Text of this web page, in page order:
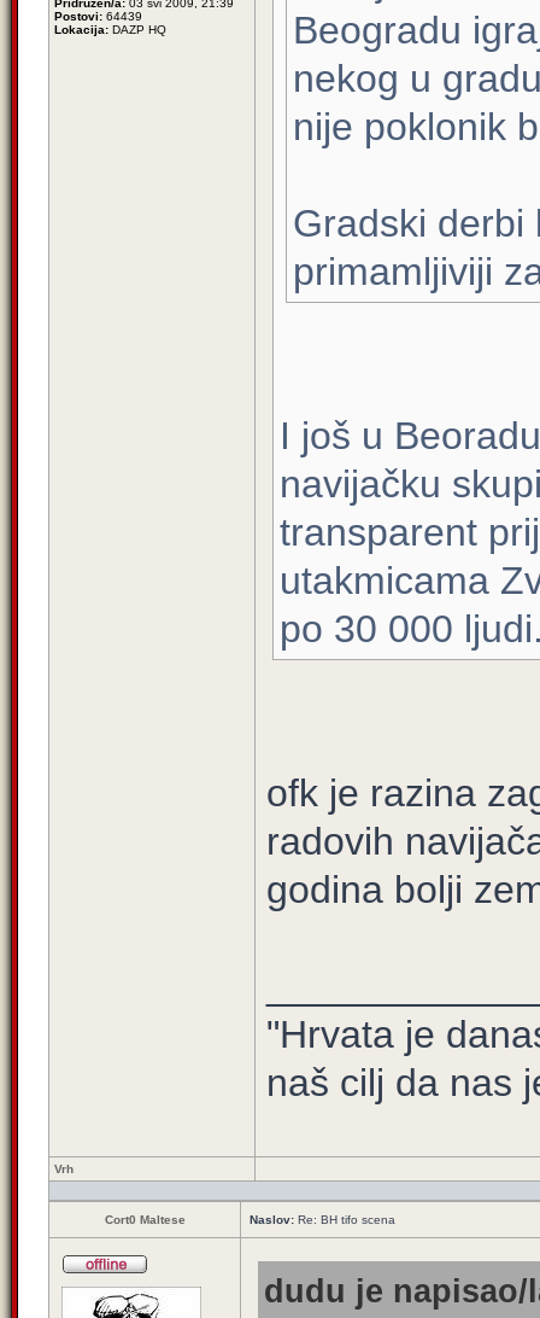
Pridružen/a: 03 svi 2009, 21:39
Postovi: 64439
Lokacija: DAZP HQ
Beogradu
nekog u
nije poklonik
Gradski derbi
primamljiviji
I još u
navijačku
transparent
utakmicama
po 30 000
ofk je razina
radovih
godina bolji
"Hrvata je
naš cilj da nas
Vrh
Cort0 Maltese Naslov: Re: BH tifo scena
dudu je napisao/